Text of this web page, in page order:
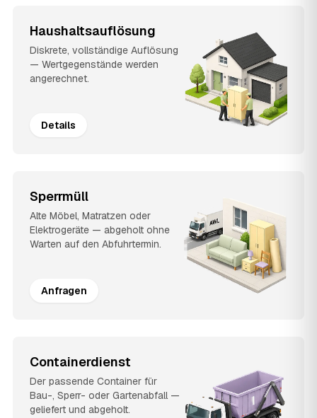
Haushaltsauflösung
Diskrete, vollständige Auflösung
— Wertgegenstände werden
angerechnet.
Details
Sperrmüll
Alte Möbel, Matratzen oder
Elektrogeräte — abgeholt ohne
Warten auf den Abfuhrtermin.
Anfragen
Containerdienst
Der passende Container für
Bau-, Sperr- oder Gartenabfall —
geliefert und abgeholt.